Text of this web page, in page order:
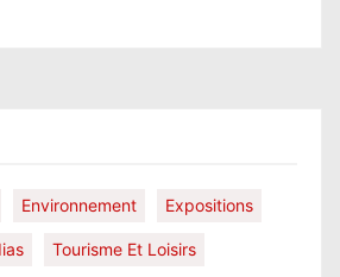
Environnement Expositions
Tourisme Et Loisirs